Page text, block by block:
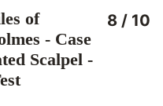
of
- Case
Scalpel -
8 / 10